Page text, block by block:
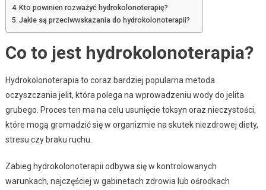
Kto powinien rozważyć hydrokolonoterapię?
Jakie są przeciwwskazania do hydrokolonoterapii?
Co to jest hydrokolonoterapia?
Hydrokolonoterapia to coraz bardziej popularna metoda
oczyszczania jelit, która polega na wprowadzeniu wody do jelita
grubego. Proces ten ma na celu usunięcie toksyn oraz nieczystości,
które mogą gromadzić się w organizmie na skutek niezdrowej diety,
stresu czy braku ruchu.
Zabieg hydrokolonoterapii odbywa się w kontrolowanych
warunkach, najczęściej w gabinetach zdrowia lub ośrodkach